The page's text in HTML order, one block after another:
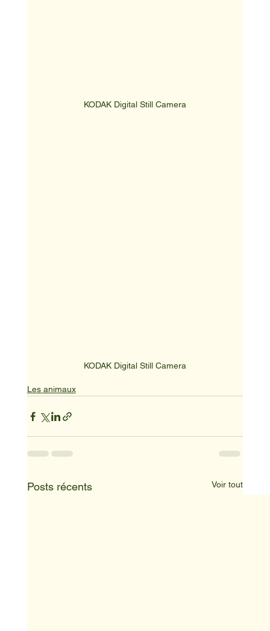
KODAK Digital Still Camera
KODAK Digital Still Camera
Les animaux
Posts récents Voir tout